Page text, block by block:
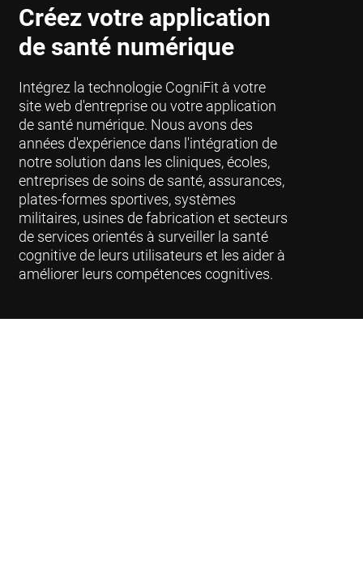
Créez votre application
de santé numérique
Intégrez la technologie CogniFit à votre
site web d'entreprise ou votre application
de santé numérique. Nous avons des
années d'expérience dans l'intégration de
notre solution dans les cliniques, écoles,
entreprises de soins de santé, assurances,
plates-formes sportives, systèmes
militaires, usines de fabrication et secteurs
de services orientés à surveiller la santé
cognitive de leurs utilisateurs et les aider à
améliorer leurs compétences cognitives.